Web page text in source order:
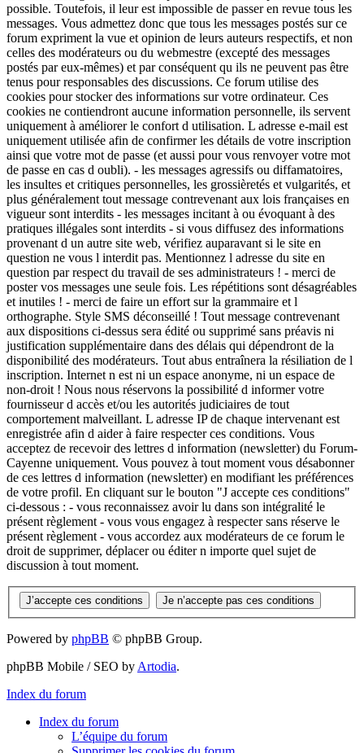
possible. Toutefois, il leur est impossible de passer en revue tous les
messages. Vous admettez donc que tous les messages postés sur ce
forum expriment la vue et opinion de leurs auteurs respectifs, et non
celles des modérateurs ou du webmestre (excepté des messages
postés par eux-mêmes) et par conséquent qu ils ne peuvent pas être
tenus pour responsables des discussions. Ce forum utilise des
cookies pour stocker des informations sur votre ordinateur. Ces
cookies ne contiendront aucune information personnelle, ils servent
uniquement à améliorer le confort d utilisation. L adresse e-mail est
uniquement utilisée afin de confirmer les détails de votre inscription
ainsi que votre mot de passe (et aussi pour vous renvoyer votre mot
de passe en cas d oubli). - les messages agressifs ou diffamatoires,
les insultes et critiques personnelles, les grossièretés et vulgarités, et
plus généralement tout message contrevenant aux lois françaises en
vigueur sont interdits - les messages incitant à ou évoquant à des
pratiques illégales sont interdits - si vous diffusez des informations
provenant d un autre site web, vérifiez auparavant si le site en
question ne vous l interdit pas. Mentionnez l adresse du site en
question par respect du travail de ses administrateurs ! - merci de
poster vos messages une seule fois. Les répétitions sont désagréables
et inutiles ! - merci de faire un effort sur la grammaire et l
orthographe. Style SMS déconseillé ! Tout message contrevenant
aux dispositions ci-dessus sera édité ou supprimé sans préavis ni
justification supplémentaire dans des délais qui dépendront de la
disponibilité des modérateurs. Tout abus entraînera la résiliation de l
inscription. Internet n est ni un espace anonyme, ni un espace de
non-droit ! Nous nous réservons la possibilité d informer votre
fournisseur d accès et/ou les autorités judiciaires de tout
comportement malveillant. L adresse IP de chaque intervenant est
enregistrée afin d aider à faire respecter ces conditions. Vous
acceptez de recevoir des lettres d information (newsletter) du Forum-
Cayenne uniquement. Vous pouvez à tout moment vous désabonner
de ces lettres d information (newsletter) en modifiant les préférences
de votre profil. En cliquant sur le bouton "J accepte ces conditions"
ci-dessous : - vous reconnaissez avoir lu dans son intégralité le
présent règlement - vous vous engagez à respecter sans réserve le
présent règlement - vous accordez aux modérateurs de ce forum le
droit de supprimer, déplacer ou éditer n importe quel sujet de
discussion à tout moment.
Powered by phpBB © phpBB Group.
phpBB Mobile / SEO by Artodia.
Index du forum
Index du forum
L’équipe du forum